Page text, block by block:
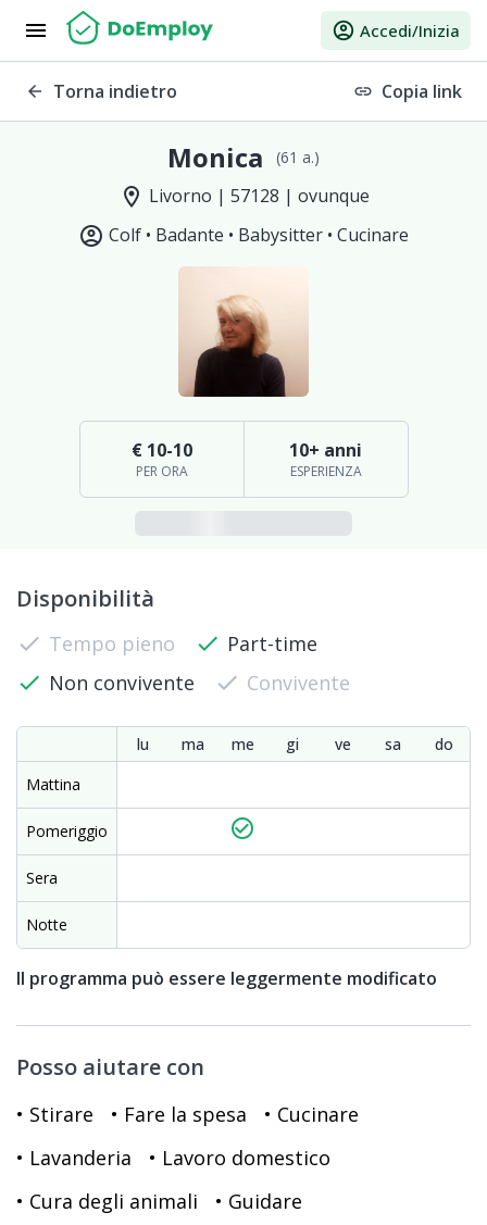
menu account_circle Accedi/Inizia
arrow_back Torna indietro link Copia link
Monica (61 a.)
location_on Livorno | 57128 | ovunque
account_circle Colf • Badante • Babysitter • Cucinare
€ 10-10
PER ORA
10+ anni
ESPERIENZA
Disponibilità
check Tempo pieno check Part-time
check Non convivente check Convivente
lu ma me gi ve sa
do
Mattina
Pomeriggio check_circle_outline
Sera
Notte
Il programma può essere leggermente modificato
Posso aiutare con
• Stirare • Fare la spesa
• Cucinare
• Lavanderia
• Lavoro domestico
• Cura degli animali
• Guidare